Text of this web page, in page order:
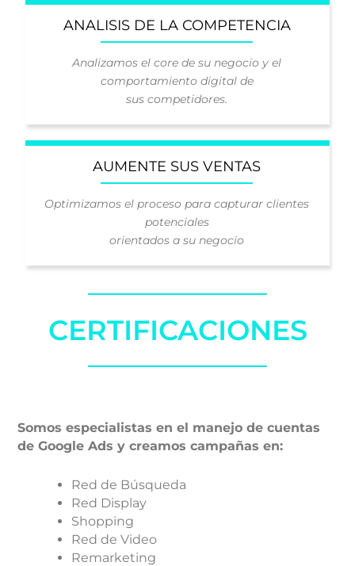
ANALISIS DE LA COMPETENCIA
Analizamos el core de su negocio y el
comportamiento digital de
sus competidores.
AUMENTE SUS VENTAS
Optimizamos el proceso para capturar clientes
potenciales
orientados a su negocio
CERTIFICACIONES
Somos especialistas en el manejo de cuentas
de Google Ads y creamos campañas en:
Red de Búsqueda
Red Display
Shopping
Red de Video
Remarketing